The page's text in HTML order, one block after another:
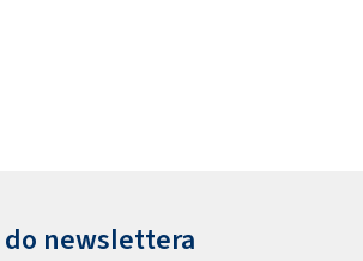
do newslettera